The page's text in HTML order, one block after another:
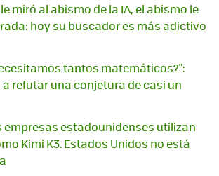
miró al abismo de la IA, el abismo le
hoy su buscador es más adictivo
tantos matemáticos?":
a refutar una conjetura de casi un
empresas estadounidenses utilizan
Kimi K3. Estados Unidos no está